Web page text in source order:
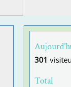
301
Total